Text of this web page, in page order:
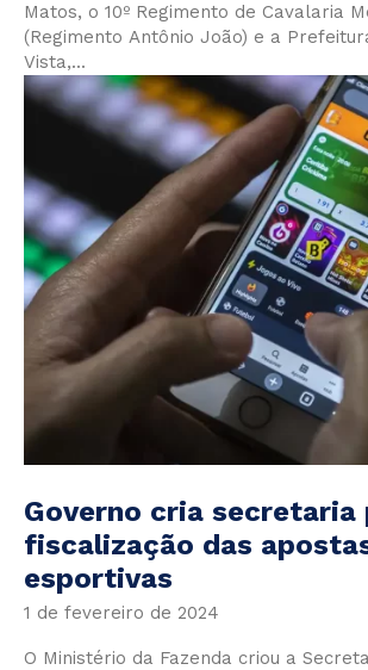
Matos, o 10º Regimento de Cavalaria
(Regimento Antônio João) e a
Vista,...
Governo cria secretaria
fiscalização das
esportivas
1 de fevereiro de 2024
O Ministério da Fazenda criou a